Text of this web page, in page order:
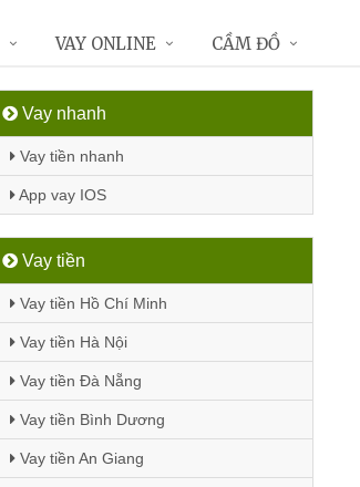
Vay nhanh
Vay tiền nhanh
App vay IOS
Vay tiền
Vay tiền Hồ Chí Minh
Vay tiền Hà Nội
Vay tiền Đà Nẵng
Vay tiền Bình Dương
Vay tiền An Giang
VAY ONLINE CẦM ĐỒ